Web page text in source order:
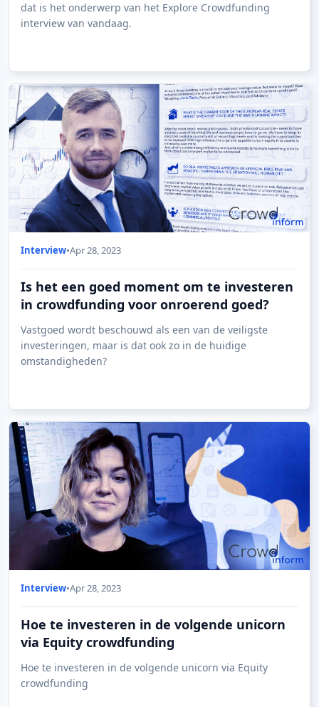
dat is het onderwerp van het Explore Crowdfunding
interview van vandaag.
Interview•Apr 28, 2023
Is het een goed moment om te investeren
in crowdfunding voor onroerend goed?
Vastgoed wordt beschouwd als een van de veiligste
investeringen, maar is dat ook zo in de huidige
omstandigheden?
Interview•Apr 28, 2023
Hoe te investeren in de volgende unicorn
via Equity crowdfunding
Hoe te investeren in de volgende unicorn via Equity
crowdfunding